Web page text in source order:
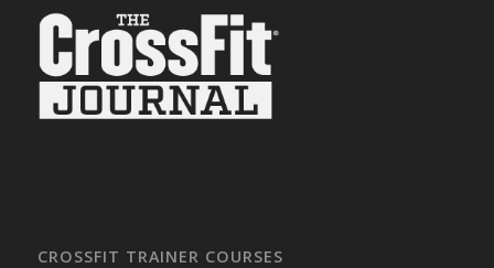
CROSSFIT TRAINER COURSES